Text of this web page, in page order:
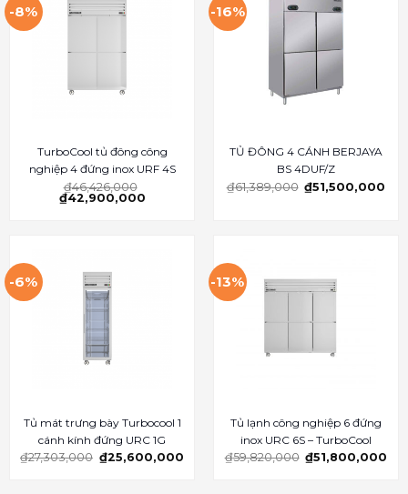
-8%
TurboCool tủ đông công
nghiệp 4 đứng inox URF 4S
₫46,426,000
₫42,900,000
-16%
TỦ ĐÔNG 4 CÁNH BERJAYA
BS 4DUF/Z
₫61,389,000 ₫51,500,000
-6%
Tủ mát trưng bày Turbocool 1
cánh kính đứng URC 1G
₫27,303,000 ₫25,600,000
-13%
Tủ lạnh công nghiệp 6 đứng
inox URC 6S – TurboCool
₫59,820,000 ₫51,800,000